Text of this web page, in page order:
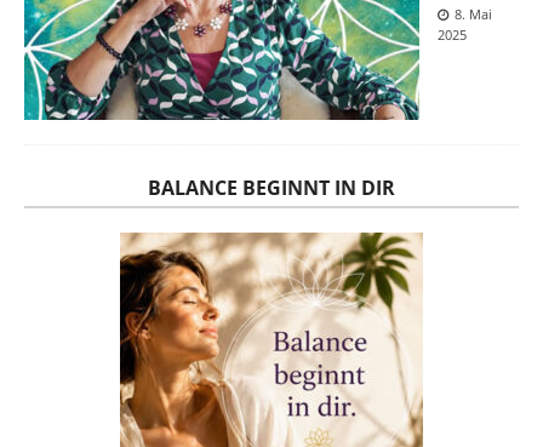
8. Mai
2025
BALANCE BEGINNT IN DIR